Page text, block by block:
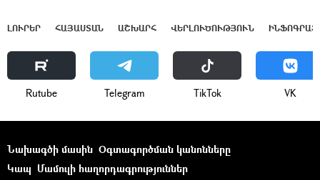
ԼՈՒՐԵՐ ՀԱՅԱՍՏԱՆ ԱՇԽԱՐՀ ՎԵՐԼՈՒԾՈՒԹՅՈՒՆ
Rutube Telegram ТikТоk VK
Նախագծի մասին Օգտագործման կանոնները
Կապ Մամուլի հաղորդագրություններ